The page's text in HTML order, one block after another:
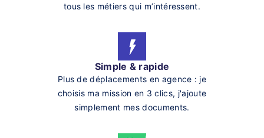
tous les métiers qui m’intéressent.
Simple & rapide
Plus de déplacements en agence : je
choisis ma mission en 3 clics, j'ajoute
simplement mes documents.